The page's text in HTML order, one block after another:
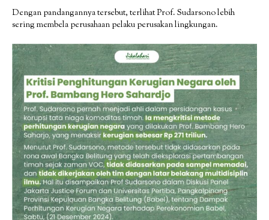
Dengan pandangannya tersebut, terlihat Prof. Sudarsono lebih
sering membela perusahaan pelaku perusakan lingkungan.